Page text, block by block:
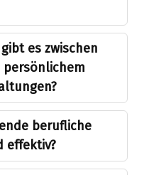
es zwischen
berufliche
effektiv?